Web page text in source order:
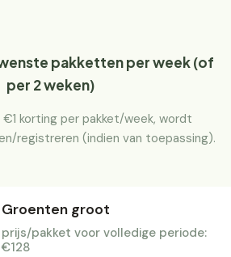
pakketten per week (of
per 2 weken)
korting per pakket/week, wordt
registreren (indien van toepassing).
Groenten groot
prijs/pakket voor volledige periode:
€128